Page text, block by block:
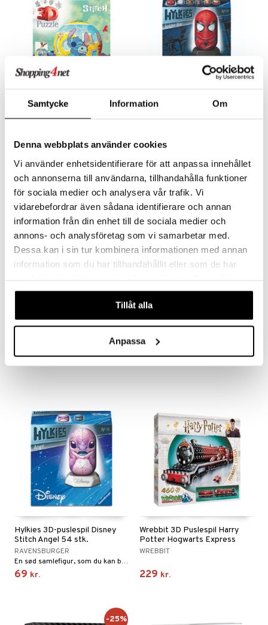
Samtycke Information Om
Denna webbplats använder cookies
Vi använder enhetsidentifierare för att anpassa innehållet
och annonserna till användarna, tillhandahålla funktioner
för sociala medier och analysera vår trafik. Vi
vidarebefordrar även sådana identifierare och annan
information från din enhet till de sociala medier och
annons- och analysföretag som vi samarbetar med.
Dessa kan i sin tur kombinera informationen med annan
information som du har tillhandahållit eller som de har
våra cookies vid fortsatt användande av vår webbplats.
Tillåt alla
Anpassa
3D-puslespil Disney Stitch
72 brikker
Et 3D-puslespil med Stitch-motiv.
Hylkies 3D-puslespil Marvel
Byg din egen samlerfigur!
Hylkies 3D-puslespil
Batman 54 stk.
69 kr.
Hylkies 3D-puslespil Disney
Stitch 54 stk.
RAVENSBURGER
69 kr.
Hylkies 3D-puslespil Disney
Stitch Angel 54 stk.
RAVENSBURGER
En sød samlefigur, som du kan bygge selv!
69 kr.
Wrebbit 3D Puslespil Harry
Potter Hogwarts Express
WREBBIT
229 kr.
-25%